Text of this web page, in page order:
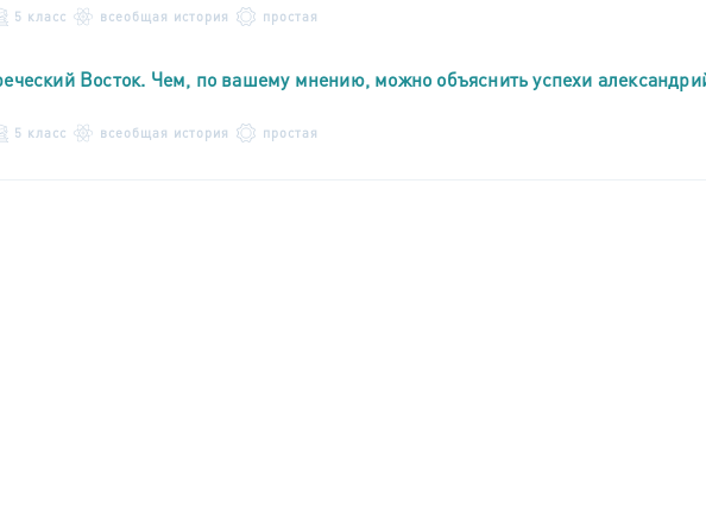
5 класс всеобщая история простая
Восток. Чем, по вашему мнению, можно объяснить успехи
5 класс всеобщая история простая